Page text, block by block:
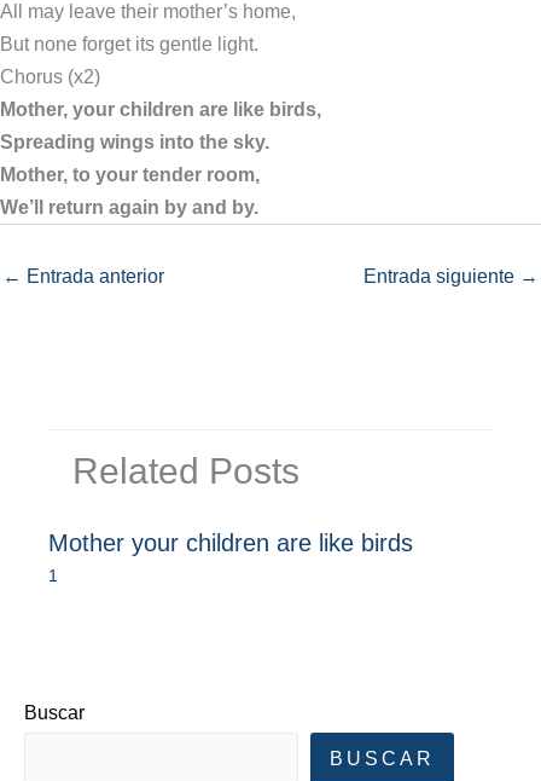
All may leave their mother’s home,
But none forget its gentle light.
Chorus (x2)
Mother, your children are like birds,
Spreading wings into the sky.
Mother, to your tender room,
We’ll return again by and by.
← Entrada anterior Entrada siguiente →
Related Posts
Mother your children are like birds
1
Buscar
BUSCAR